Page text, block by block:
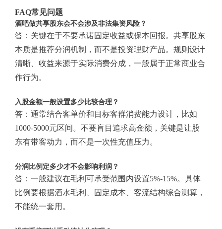
FAQ常见问题
酒吧做共享股东会不会涉及非法集资风险？
答：关键在于不要承诺固定收益或保本回报。共享股东
本质是推荐分润机制，而不是投资理财产品。规则设计
清晰、收益来源于实际消费分成，一般属于正常商业合
作行为。
入股金额一般设置多少比较合理？
答：通常结合客单价和目标客群消费能力设计，比如
1000-5000元区间。不要盲目追求高金额，关键是让股
东有带客动力，而不是一次性充值压力。
分润比例定多少才不会影响利润？
答：一般建议在毛利可承受范围内设置5%-15%。具体
比例要根据酒水毛利、固定成本、客流结构综合测算，
不能统一套用。